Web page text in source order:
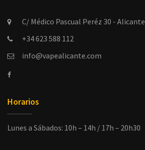
C/ Médico Pascual Peréz 30 - Alicante
+34 623 588 112
info@vapealicante.com
Horarios
Lunes a Sábados: 10h – 14h / 17h – 20h30